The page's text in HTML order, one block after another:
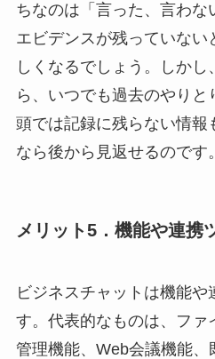
ちなのは「言った、言わな
エビデンスが残っていない
しくなるでしょう。しか
ら、いつでも過去のやりと
頭では記録に残らない情報
なら後から見返せるのです。
メリット5．機能や連携
ビジネスチャットは機能
す。代表的なものは、ファ
管理機能、Web会議機能、